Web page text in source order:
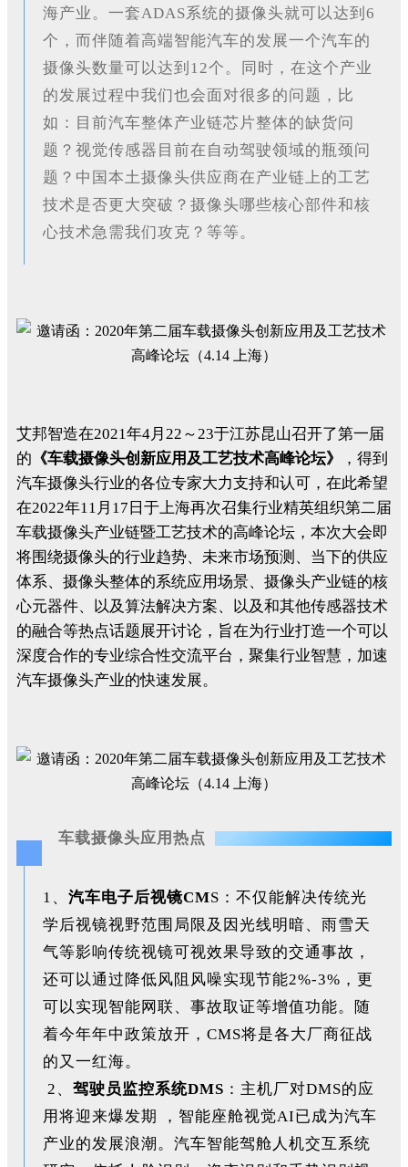
海产业。一套ADAS系统的摄像头就可以达到6
个，而伴随着高端智能汽车的发展一个汽车的
摄像头数量可以达到12个。同时，在这个产业
的发展过程中我们也会面对很多的问题，比
如：目前汽车整体产业链芯片整体的缺货问
题？视觉传感器目前在自动驾驶领域的瓶颈问
题？中国本土摄像头供应商在产业链上的工艺
技术是否更大突破？摄像头哪些核心部件和核
心技术急需我们攻克？等等。
艾邦智造在2021年4月22～23于江苏昆山召开了第一届
的 《车载摄像头创新应用及工艺技术高峰论坛》
，得到
汽车摄像头行业的各位专家大力支持和认可，在此希望
在2022年11月17日于上海再次召集行业精英组织第二届
车载摄像头产业链暨工艺技术的高峰论坛，本次大会即
将围绕摄像头的行业趋势、未来市场预测、当下的供应
体系、摄像头整体的系统应用场景、摄像头产业链的核
心元器件、以及算法解决方案、以及和其他传感器技术
的融合等热点话题展开讨论，旨在为行业打造一个可以
深度合作的专业综合性交流平台，聚集行业智慧，加速
汽车摄像头产业的快速发展。
车载摄像头应用热点
1、 汽车电子后视镜CMS：不仅能解决传统光
学后视镜视野范围局限及因光线明暗、雨雪天
气等影响传统视镜可视效果导致的交通事故，
还可以通过降低风阻风噪实现节能2%-3%，更
可以实现智能网联、事故取证等增值功能。随
着今年年中政策放开，CMS将是各大厂商征战
的又一红海。
2、 驾驶员监控系统DMS ：主机厂对DMS的应
用将迎来爆发期 ，智能座舱视觉AI已成为汽车
产业的发展浪潮。汽车智能驾舱人机交互系统